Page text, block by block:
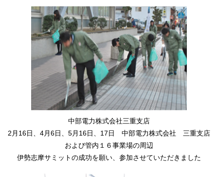
中部電力株式会社三重支店
2月16日、4月6日、5月16日、17日 中部電力株式会社 三重支店
および管内１６事業場の周辺
伊勢志摩サミットの成功を願い、参加させていただきました